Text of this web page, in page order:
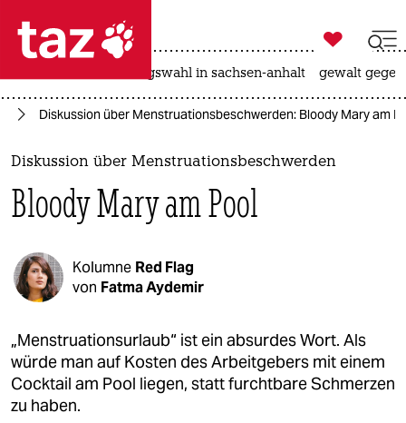
 taz zahl ich
taz zahl ich
themen
politik
öko
gesellschaft
kultur
sport
berlin

taz zahl ich
landtagswahl in sachsen-anhalt gewalt
Diskussion über Menstruationsbeschwerden: Bloody Mary am
Diskussion über Menstruationsbeschwerden
Bloody Mary am Pool
Kolumne Red Flag
von Fatma Aydemir
„Menstruationsurlaub“ ist ein absurdes Wort. Als
würde man auf Kosten des Arbeitgebers mit einem
Cocktail am Pool liegen, statt furchtbare Schmerzen
zu haben.